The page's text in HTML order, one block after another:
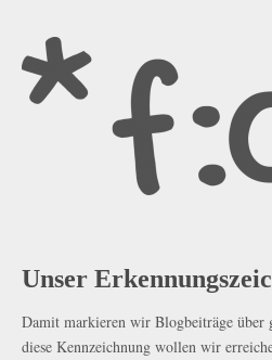
Unser
Damit markieren wir Blogbeiträge über
diese Kennzeichnung wollen wir